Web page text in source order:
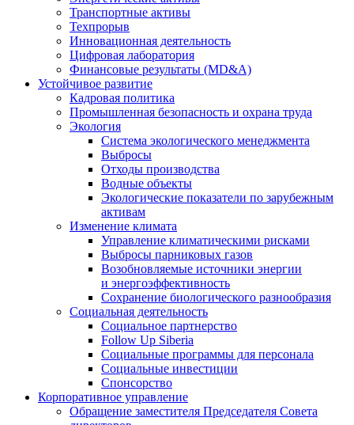
Транспортные активы
Техпрорыв
Инновационная деятельность
Цифровая лаборатория
Финансовые результаты (MD&A)
Устойчивое развитие
Кадровая политика
Промышленная безопасность и охрана труда
Экология
Система экологического менеджмента
Выбросы
Отходы производства
Водные объекты
Экологические показатели по зарубежным
активам
Изменение климата
Управление климатическими рисками
Выбросы парниковых газов
Возобновляемые источники энергии
и энергоэффективность
Сохранение биологического разнообразия
Социальная деятельность
Социальное партнерство
Follow Up Siberia
Социальные программы для персонала
Социальные инвестиции
Спонсорство
Корпоративное управление
Обращение заместителя Председателя Совета